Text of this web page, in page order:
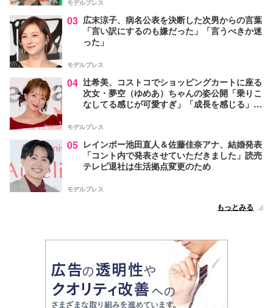
モデルプレス
03 広末涼子、病名公表を決断した次男からの言葉
「言い訳にするのも嫌だった」「言うべきか迷
った」
モデルプレス
04 辻希美、コストコでショッピングカートに座る
次女・夢空（ゆめあ）ちゃんの姿公開「乗りこ
なしてる感じが可愛すぎ」「成長を感じる」の
モデルプレス
05 レインボー池田直人＆佐藤佳奈アナ、結婚発表
「コント内で発表させていただきました」読売
テレビ退社は生活拠点変更のため
モデルプレス
もっとみる